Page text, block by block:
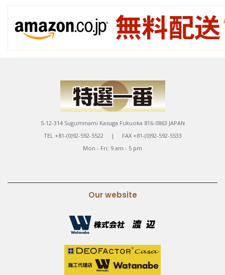
5-12-314 Suguminami Kasuga Fukuoka 816-0863 JAPAN
TEL +81-(0)92-592-5522 | FAX +81-(0)92-592-5533
Mon - Fri: 9 am - 5 pm
Our website